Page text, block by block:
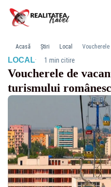
Acasă Știri Local
LOCAL· 1 min citire
Voucherele de
turismului